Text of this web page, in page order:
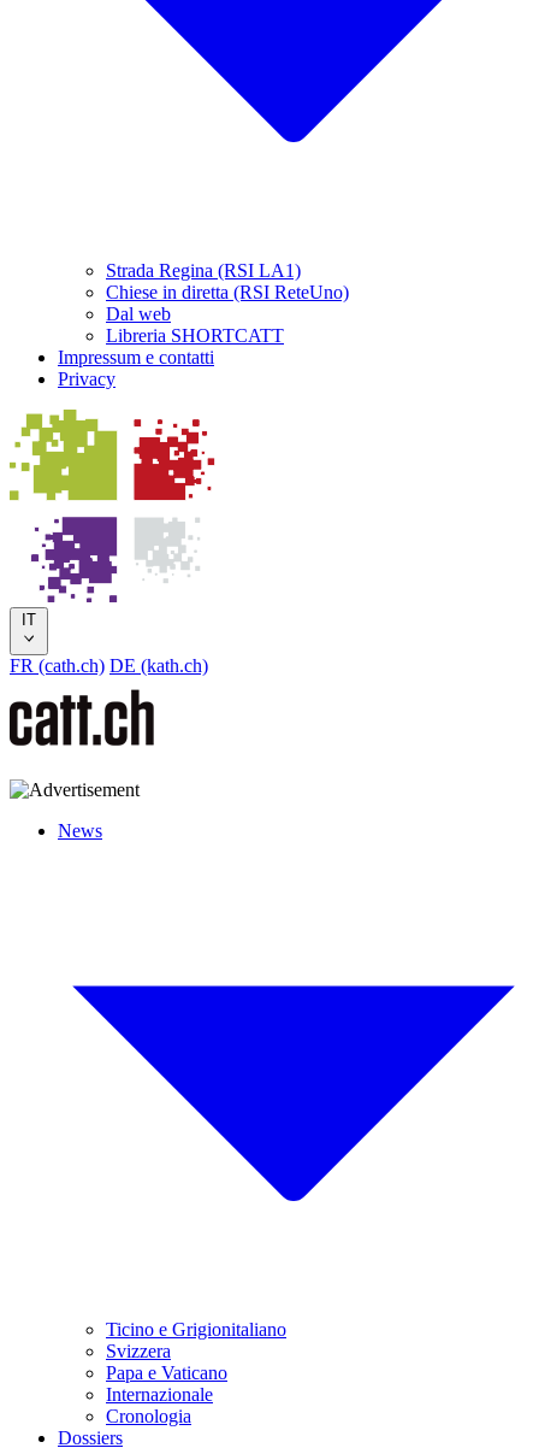
Strada Regina (RSI LA1)
Chiese in diretta (RSI ReteUno)
Dal web
Libreria SHORTCATT
Impressum e contatti
Privacy
IT
FR (cath.ch) DE (kath.ch)
News
Ticino e Grigionitaliano
Svizzera
Papa e Vaticano
Internazionale
Cronologia
Dossiers